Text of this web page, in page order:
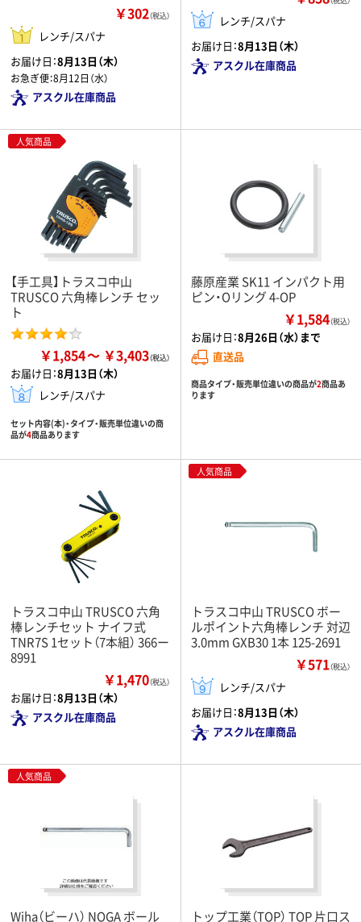
￥302（税込）
レンチ/スパナ
お届け日：8月13日（木）
お急ぎ便：8月12日（水）
アスクル在庫商品
レンチ/スパナ
お届け日：8月13日（木）
アスクル在庫商品
人気商品
【手工具】トラスコ中山
TRUSCO 六角棒レンチ セッ
ト
￥1,854 ￥3,403
お届け日：8月13日（木）
レンチ/スパナ
セット内容(本)・タイプ・販売単位違いの商
品が4商品あります
藤原産業 SK11 インパクト用
ピン・Oリング 4-OP
￥1,584（税込）
お届け日：8月26日（水）まで
直送品
商品タイプ・販売単位違いの商品が2商品あ
ります
トラスコ中山 TRUSCO 六角
棒レンチセット ナイフ式
TNR7S 1セット（7本組） 366ー
8991
￥1,470（税込）
お届け日：8月13日（木）
アスクル在庫商品
人気商品
トラスコ中山 TRUSCO ボー
ルポイント六角棒レンチ 対辺
3.0mm GXB30 1本 125-2691
￥571（税込）
レンチ/スパナ
お届け日：8月13日（木）
アスクル在庫商品
人気商品
Wiha（ビーハ） NOGA ボール
トップ工業（TOP） TOP 片口ス